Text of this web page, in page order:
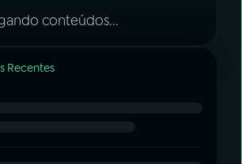
conteúdos...
Recentes